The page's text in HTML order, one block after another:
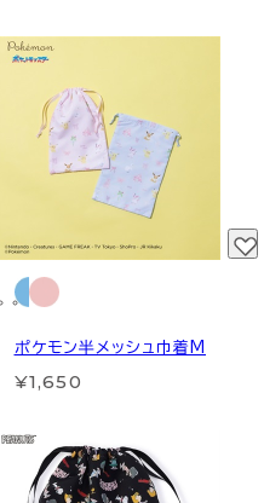
ポケモン半メッシュ巾着M
¥1,650